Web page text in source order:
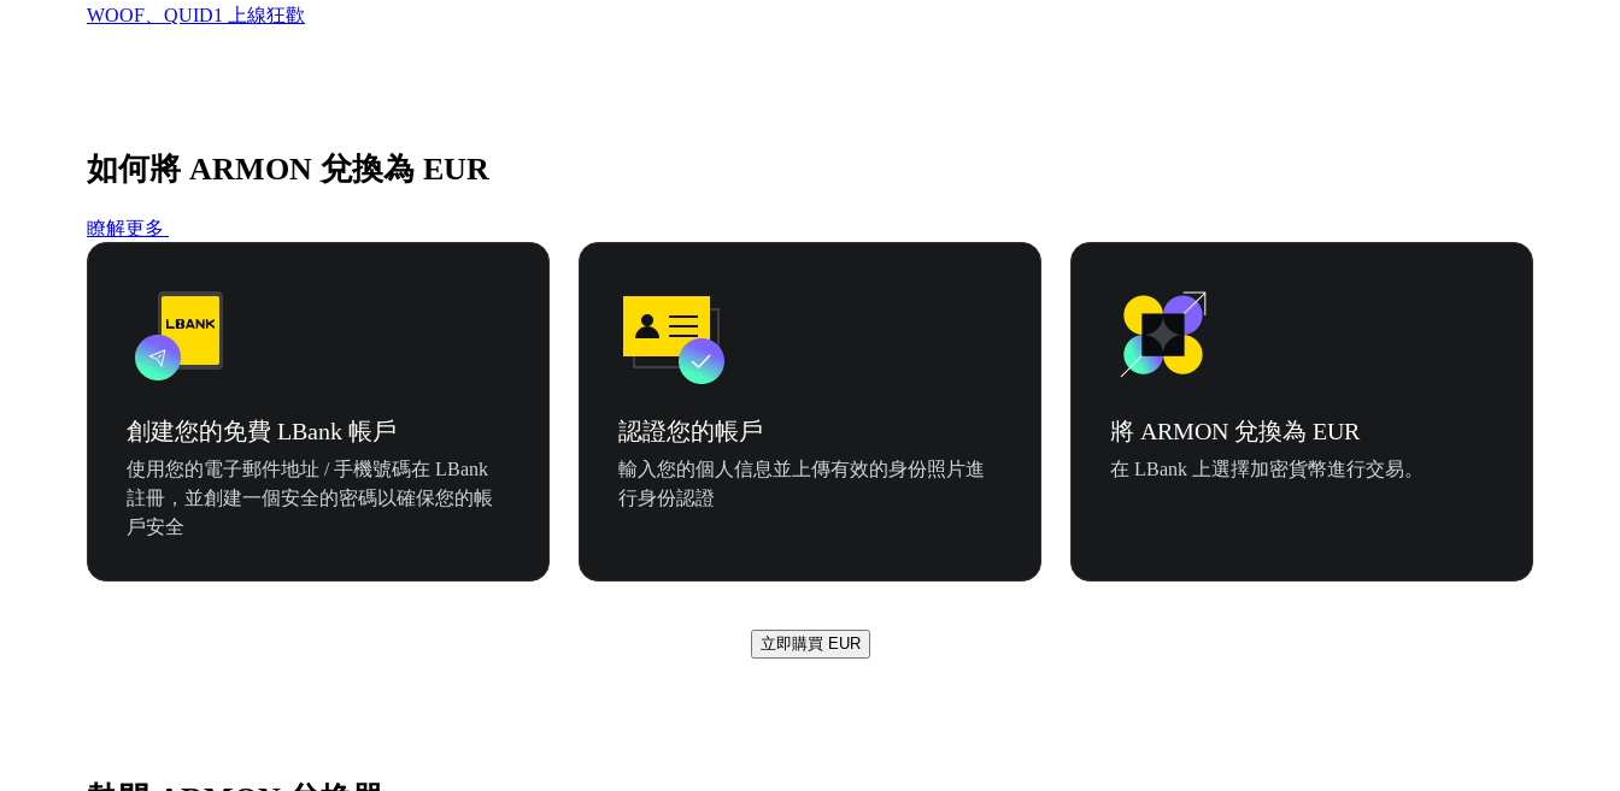
WOOF、QUID1 上線狂歡
如何將 ARMON 兌換為 EUR
瞭解更多
創建您的免費 LBank 帳戶
使用您的電子郵件地址 / 手機號碼在 LBank
註冊，並創建一個安全的密碼以確保您的帳
戶安全
認證您的帳戶
輸入您的個人信息並上傳有效的身份照片進
行身份認證
將 ARMON 兌換為 EUR
在 LBank 上選擇加密貨幣進行交易。
立即購買 EUR